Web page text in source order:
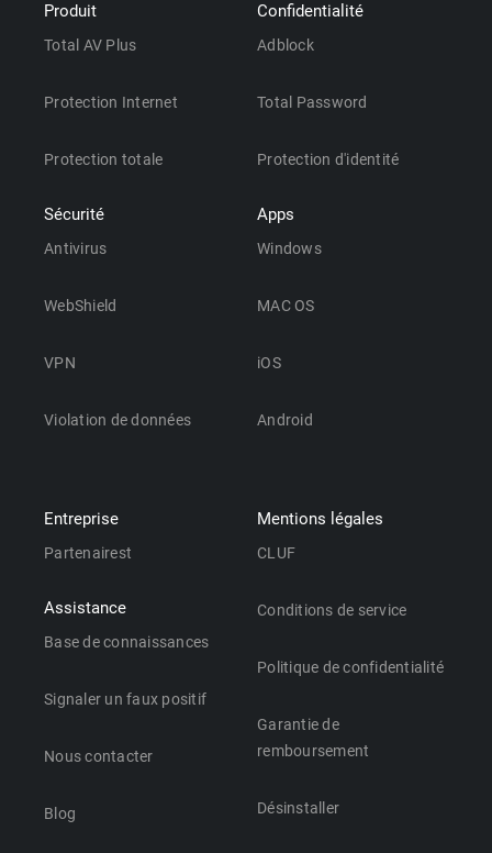
Produit
Total AV Plus
Protection Internet
Protection totale
Sécurité
Antivirus
WebShield
VPN
Violation de données
Confidentialité
Adblock
Total Password
Protection d'identité
Apps
Windows
MAC OS
iOS
Android
Entreprise
Partenairest
Assistance
Base de connaissances
Signaler un faux positif
Nous contacter
Blog
Mentions légales
CLUF
Conditions de service
Politique de confidentialité
Garantie de
remboursement
Désinstaller